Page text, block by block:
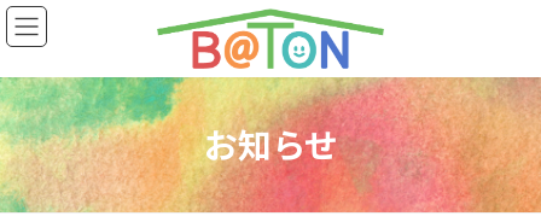
コ
ン
ン
ツ
へ
ス
キ
ッ
ナ
ビ
ー
シ
ョ
ン
に
移
お知らせ